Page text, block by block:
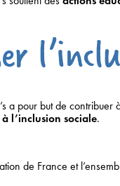
a pour but de contribuer
l’inclusion sociale.
de France et